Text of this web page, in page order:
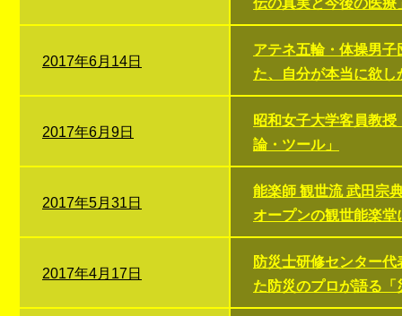
伝の真実と今後の医療
2017年6月14日
アテネ五輪・体操男
た、自分が本当に欲し
2017年6月9日
昭和女子大学客員教
論・ツール」
2017年5月31日
能楽師 観世流 武田宗
オープンの観世能楽堂
2017年4月17日
防災士研修センター
た防災のプロが語る